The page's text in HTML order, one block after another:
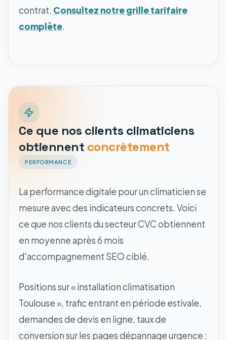
contrat. Consultez notre grille tarifaire
complète.
Ce que nos clients climaticiens
obtiennent concrètement
PERFORMANCE
La performance digitale pour un climaticien se
mesure avec des indicateurs concrets. Voici
ce que nos clients du secteur CVC obtiennent
en moyenne après 6 mois
d'accompagnement SEO ciblé.
Positions sur « installation climatisation
Toulouse », trafic entrant en période estivale,
demandes de devis en ligne, taux de
conversion sur les pages dépannage urgence :